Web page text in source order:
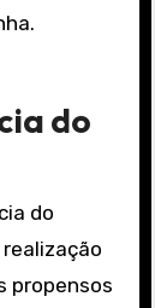
do
do
propensos